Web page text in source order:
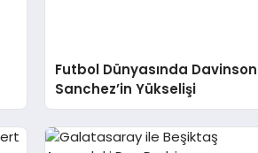
Futbol Dünyasında Davinson
Sanchez’in Yükselişi